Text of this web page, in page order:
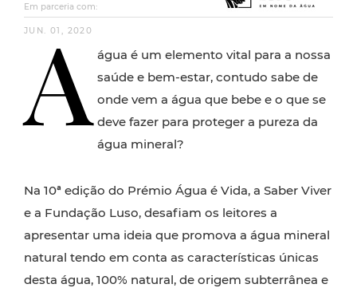
Em parceria com:
JUN. 01, 2020
A água é um elemento vital para a nossa
saúde e bem-estar, contudo sabe de
onde vem a água que bebe e o que se
deve fazer para proteger a pureza da
água mineral?
Na 10ª edição do Prémio Água é Vida, a Saber Viver
e a Fundação Luso, desafiam os leitores a
apresentar uma ideia que promova a água mineral
natural tendo em conta as características únicas
desta água, 100% natural, de origem subterrânea e